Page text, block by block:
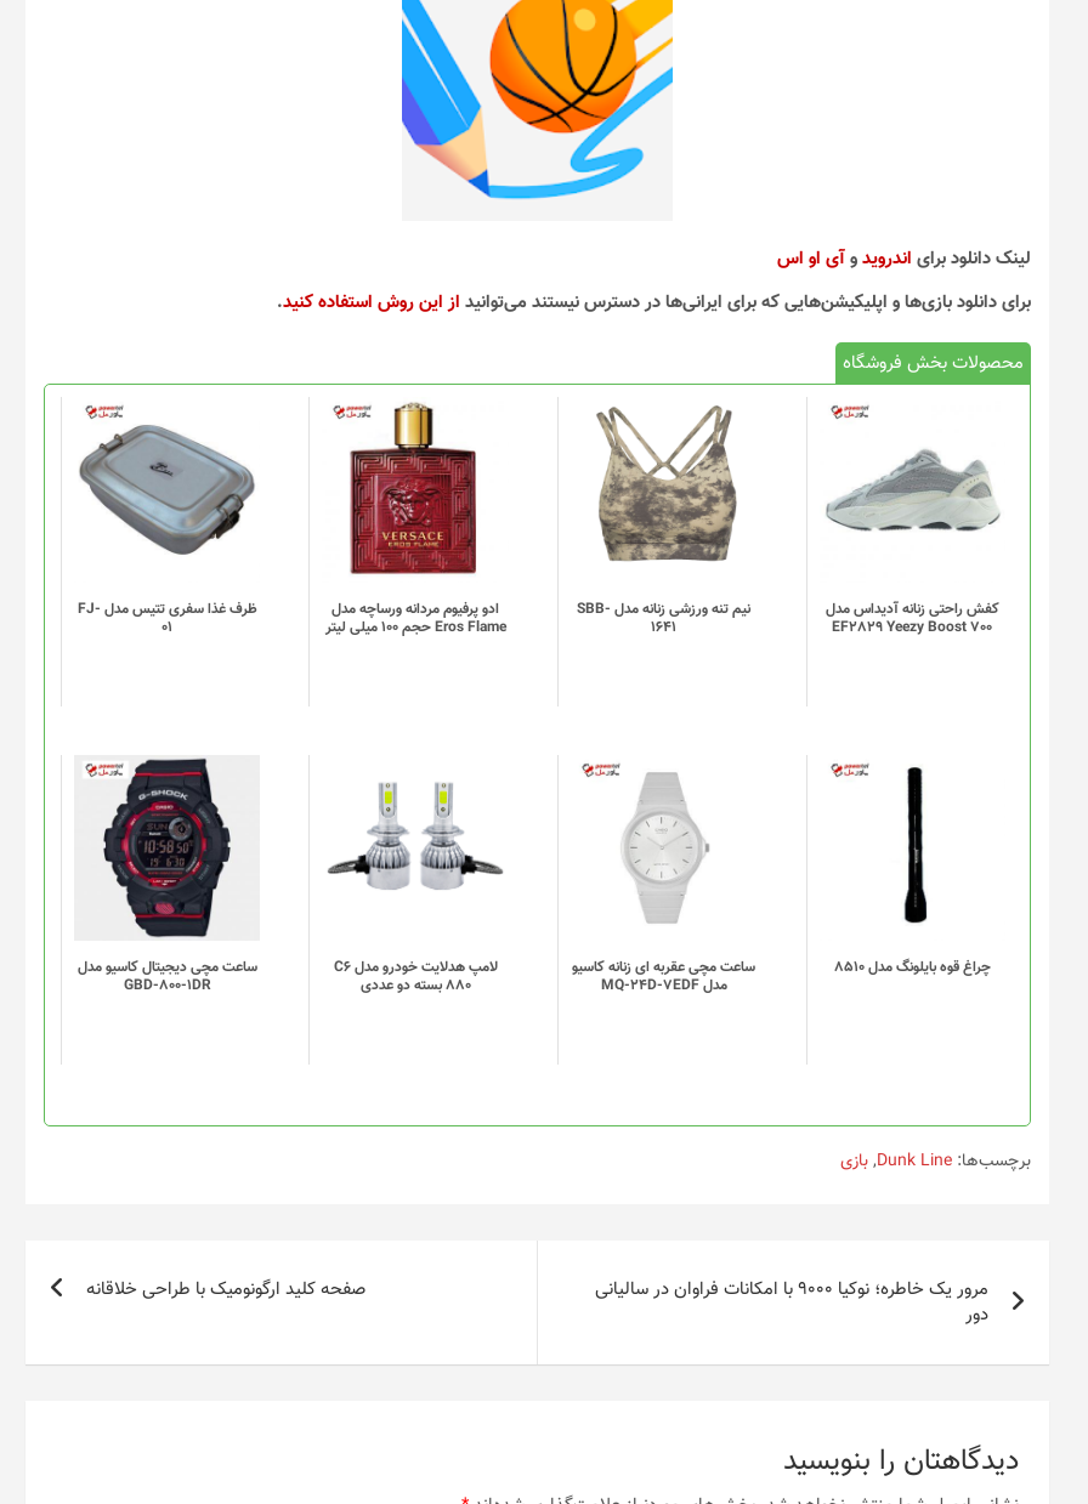
لینک دانلود برای اندرویدوآی او اس
برای دانلود بازی‌ها و اپلیکیشن‌هایی که برای ایرانی‌ها در دسترس نیستند می‌توانید از این روش استفاده کنید.
محصولات بخش فروشگاه
کفش راحتی زنانه آدیداس مدل
EF2829 Yeezy Boost 700
نیم تنه ورزشی زنانه مدل SBB-
1641
این
محصول
دارای
انواع
مختلفی
می
گزینه
ها
محصول
انتخاب
شوند
ادو پرفیوم مردانه ورساچه مدل
Eros Flame حجم 100 میلی لیتر
ظرف غذا سفری تتیس مدل FJ-
01
چراغ قوه بایلونگ مدل 8510
ساعت مچی عقربه ای زنانه کاسیو
مدل MQ-24D-7EDF
لامپ هدلایت خودرو مدل C6
880 بسته دو عددی
ساعت مچی دیجیتال کاسیو مدل
GBD-800-1DR
برچسب‌ها: Dunk Line
,بازی
نوشته
مرور یک خاطره؛ نوکیا ۹۰۰۰ با امکانات فراوان در سالیانی
دور
صفحه کلید ارگونومیک با طراحی خلاقانه
دیدگاهتان را بنویسید